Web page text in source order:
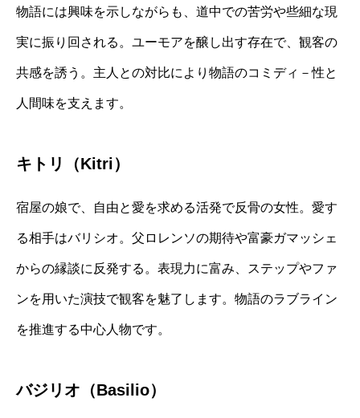
物語には興味を示しながらも、道中での苦労や些細な現
実に振り回される。ユーモアを醸し出す存在で、観客の
共感を誘う。主人との対比により物語のコミディ－性と
人間味を支えます。
キトリ（Kitri）
宿屋の娘で、自由と愛を求める活発で反骨の女性。愛す
る相手はバリシオ。父ロレンソの期待や富豪ガマッシェ
からの縁談に反発する。表現力に富み、ステップやファ
ンを用いた演技で観客を魅了します。物語のラブライン
を推進する中心人物です。
バジリオ（Basilio）